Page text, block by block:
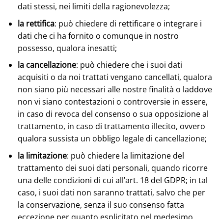
dati stessi, nei limiti della ragionevolezza;
la rettifica: può chiedere di rettificare o integrare i
dati che ci ha fornito o comunque in nostro
possesso, qualora inesatti;
la cancellazione: può chiedere che i suoi dati
acquisiti o da noi trattati vengano cancellati, qualora
non siano più necessari alle nostre finalità o laddove
non vi siano contestazioni o controversie in essere,
in caso di revoca del consenso o sua opposizione al
trattamento, in caso di trattamento illecito, ovvero
qualora sussista un obbligo legale di cancellazione;
la limitazione: può chiedere la limitazione del
trattamento dei suoi dati personali, quando ricorre
una delle condizioni di cui all’art. 18 del GDPR; in tal
caso, i suoi dati non saranno trattati, salvo che per
la conservazione, senza il suo consenso fatta